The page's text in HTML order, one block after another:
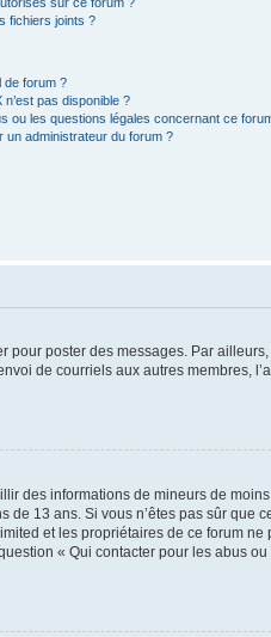
fichiers joints ?
de forum ?
n’est pas disponible ?
ou les questions légales concernant ce
un administrateur du forum ?
poster des messages. Par
de courriels aux autres membres,
des informations de mineurs de
13 ans. Si vous n’êtes pas sûr que
et les propriétaires de ce forum
« Qui contacter pour les abus